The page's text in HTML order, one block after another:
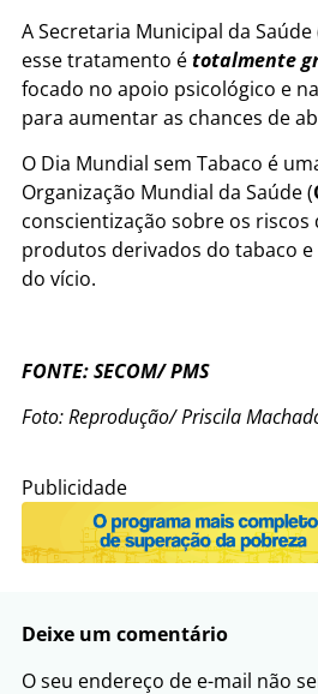
A Secretaria Municipal da Saúde
esse tratamento étotalmente
focado no apoio psicológico e
para aumentar as chances de
O Dia Mundial sem Tabaco é
Organização Mundial da Saúde (
conscientização sobre os
produtos derivados do tabaco e
do vício.
FONTE: SECOM/ PMS
Foto: Reprodução/Priscila
Publicidade
Deixe um comentário
O seu endereço de e-mail não